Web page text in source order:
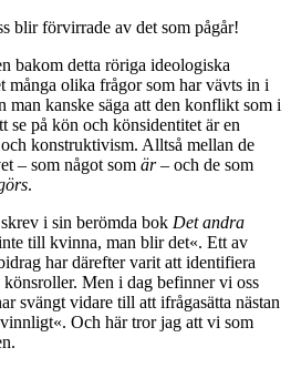
blir förvirrade av det som pågår!
bakom detta röriga ideologiska
många olika frågor som har vävts in i
man kanske säga att den konflikt som i
se på kön och könsidentitet är en
konstruktivism. Alltså mellan de
– som något som är– och de som
.
i sin berömda bok Det andra
till kvinna, man blir det«. Ett av
har därefter varit att identifiera
könsroller. Men i dag befinner vi oss
svängt vidare till att ifrågasätta nästan
Och här tror jag att vi som